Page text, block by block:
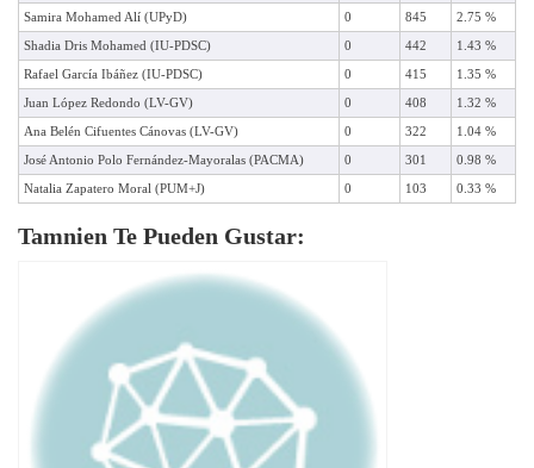
Samira Mohamed Alí (UPyD) 0 845 2.75 %
Shadia Dris Mohamed (IU-PDSC) 0 442 1.43 %
Rafael García Ibáñez (IU-PDSC) 0 415 1.35 %
Juan López Redondo (LV-GV) 0 408 1.32 %
Ana Belén Cifuentes Cánovas (LV-GV) 0 322 1.04 %
José Antonio Polo Fernández-Mayoralas (PACMA) 0 301 0.98 %
Natalia Zapatero Moral (PUM+J) 0 103 0.33 %
Tamnien Te Pueden Gustar: